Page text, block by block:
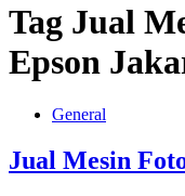
Tag Jual
Epson
General
Jual Mesin